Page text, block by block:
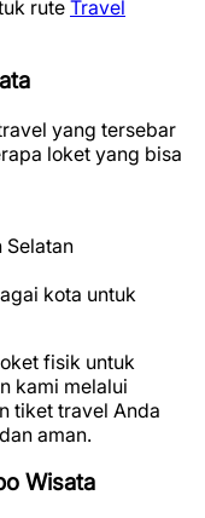
rute Travel
yang tersebar
loket yang bisa
Selatan
kota untuk
fisik untuk
kami melalui
tiket travel Anda
aman.
Wisata